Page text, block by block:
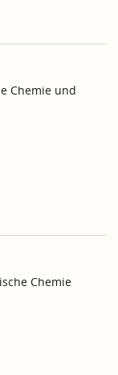
Chemie und
Chemie